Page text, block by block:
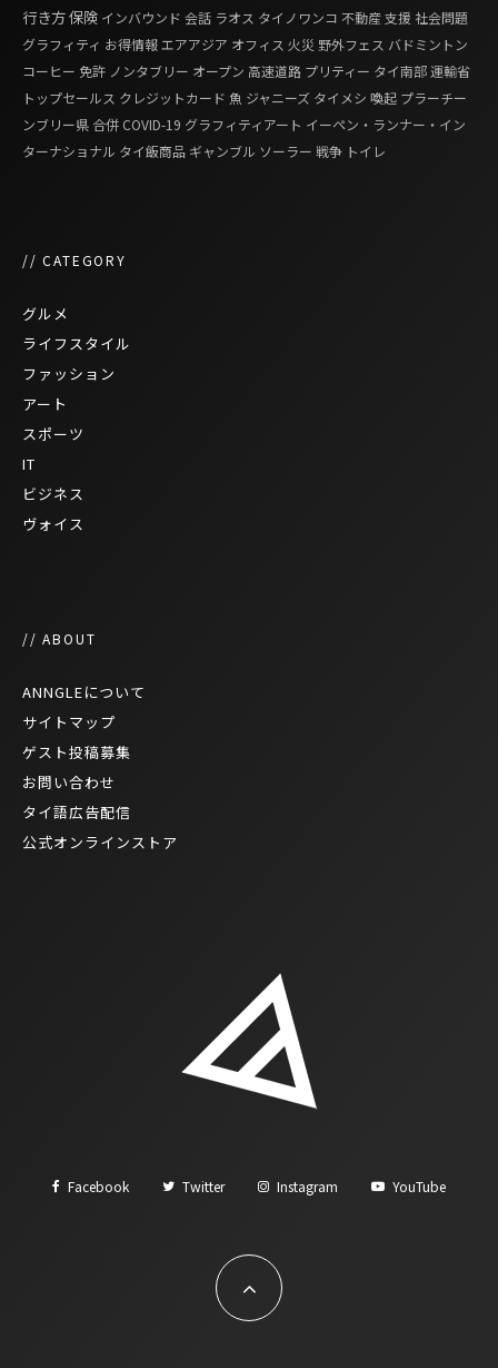
行き方保険 インバウンド 会話 ラオス タイノワンコ 不動産支援 社会問題
グラフィティ お得情報エアアジア オフィス 火災 野外フェス バドミントン
コーヒー 免許 ノンタブリー オープン 高速道路 プリティー タイ南部運輸省
トップセールス クレジットカード 魚 ジャニーズ タイメシ 喚起 プラーチー
ンブリー県 合併 COVID-19 グラフィティアート イーペン・ランナー・イン
ターナショナル タイ飯商品 ギャンブル ソーラー 戦争 トイレ
// CATEGORY
グルメ
ライフスタイル
ファッション
アート
スポーツ
IT
ビジネス
ヴォイス
// ABOUT
ANNGLEについて
サイトマップ
ゲスト投稿募集
お問い合わせ
タイ語広告配信
公式オンラインストア
Facebook Twitter Instagram YouTube